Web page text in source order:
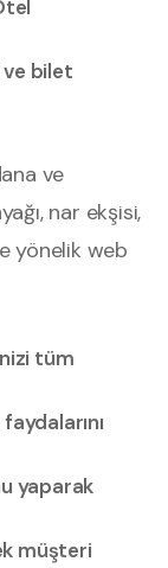
bilet
ve
nar ekşisi,
yönelik web
tüm
yaparak
müşteri